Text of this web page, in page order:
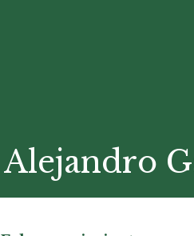
Alejandro